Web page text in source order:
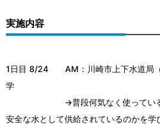
実施内容
1日目 8/24 AM：川崎市上下水道局（
学
→普段何気なく使っている水
安全な水として供給されているのかを学